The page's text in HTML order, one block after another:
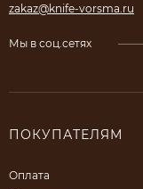
zakaz@knife-vorsma.ru
Мы в соц.сетях
ПОКУПАТЕЛЯМ
Оплата